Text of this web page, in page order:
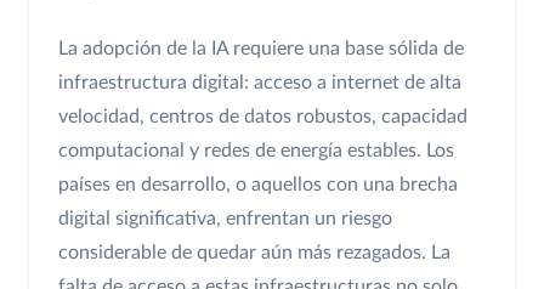
La adopción de la IA requiere una base sólida de
infraestructura digital: acceso a internet de alta
velocidad, centros de datos robustos, capacidad
computacional y redes de energía estables. Los
países en desarrollo, o aquellos con una brecha
digital significativa, enfrentan un riesgo
considerable de quedar aún más rezagados. La